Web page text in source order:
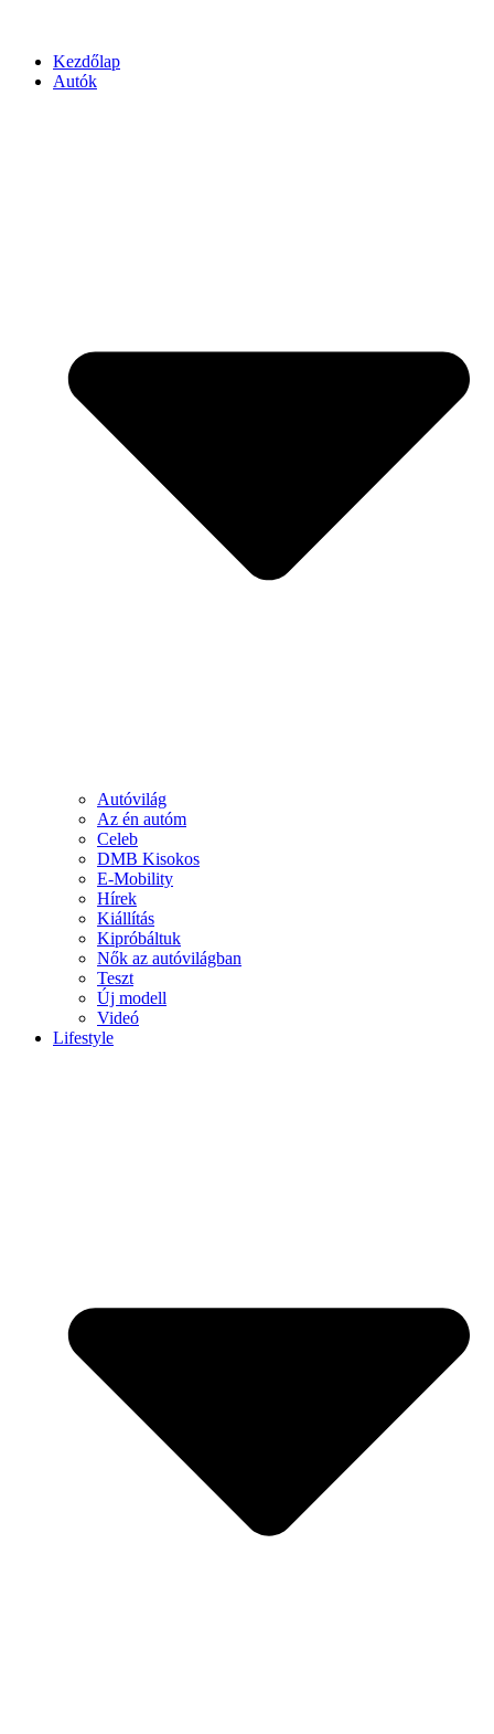
Kezdőlap
Autók
Autóvilág
Az én autóm
Celeb
DMB Kisokos
E-Mobility
Hírek
Kiállítás
Kipróbáltuk
Nők az autóvilágban
Teszt
Új modell
Videó
Lifestyle